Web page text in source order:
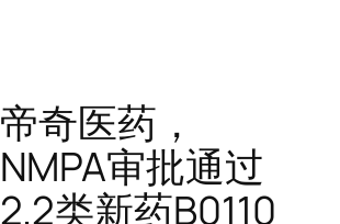
帝奇医药，
NMPA审批通过
2.2类新药B0110